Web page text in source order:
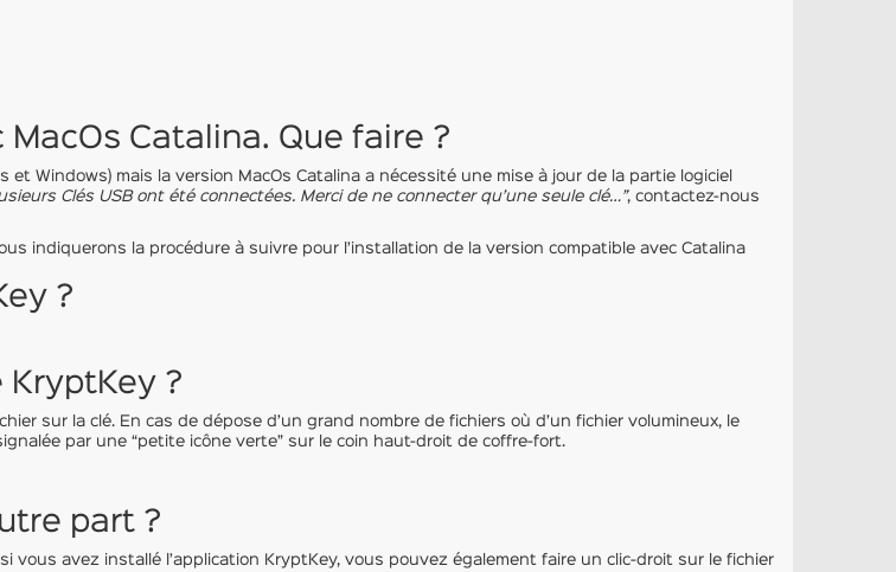
Catalina. Que faire ?
et Windows) mais la version MacOs Catalina a nécessité une mise à jour de la partie logiciel
Clés USB ont été connectées. Merci de ne connecter qu’une seule clé…”, contactez-nous
indiquerons la procédure à suivre pour l’installation de la version compatible avec Catalina
?
KryptKey ?
sur la clé. En cas de dépose d’un grand nombre de fichiers où d’un fichier volumineux, le
par une “petite icône verte” sur le coin haut-droit de coffre-fort.
part ?
vous avez installé l’application KryptKey, vous pouvez également faire un clic-droit sur le fichier